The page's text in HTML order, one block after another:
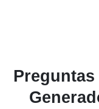
Preguntas